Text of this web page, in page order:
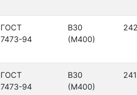
ГОСТ
7473-94
В30
(М400)
ГОСТ
7473-94
В30
(М400)